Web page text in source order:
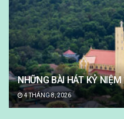
NHỮNG BÀI HÁT KỶ
4 THÁNG 8, 2026